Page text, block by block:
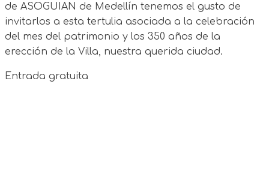
de ASOGUIAN de Medellín tenemos el gusto de
invitarlos a esta tertulia asociada a la celebración
del mes del patrimonio y los 350 años de la
erección de la Villa, nuestra querida ciudad.
Entrada gratuita